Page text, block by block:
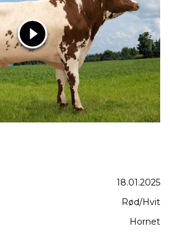
12524
NR
Somna
18.01.2025
Rød/Hvit
Hornet